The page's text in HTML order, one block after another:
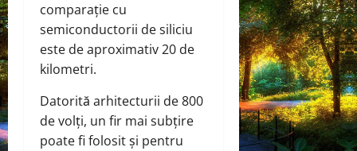
comparație cu
semiconductorii de siliciu
este de aproximativ 20 de
kilometri.
Datorită arhitecturii de 800
de volți, un fir mai subțire
poate fi folosit și pentru